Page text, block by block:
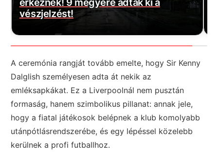
Magyar Péter bejelentette a várva-
várt jó hírt! Végre elkezdődött…
A ceremónia rangját tovább emelte, hogy Sir Kenny
Dalglish személyesen adta át nekik az
emléksapkákat. Ez a Liverpoolnál nem pusztán
formaság, hanem szimbolikus pillanat: annak jele,
hogy a fiatal játékosok belépnek a klub komolyabb
utánpótlásrendszerébe, és egy lépéssel közelebb
kerülnek a profi futballhoz.